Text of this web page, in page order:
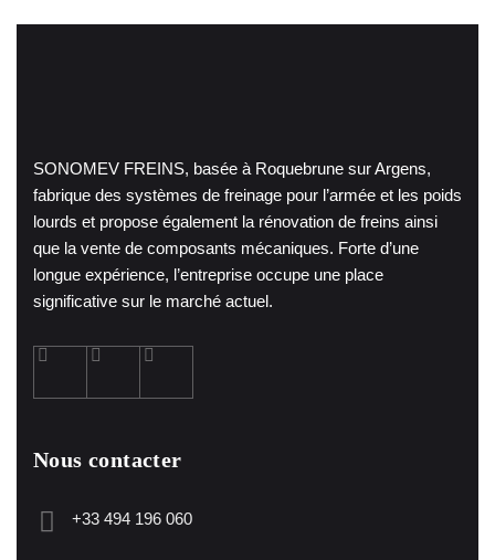
SONOMEV FREINS, basée à Roquebrune sur Argens,
fabrique des systèmes de freinage pour l’armée et les poids
lourds et propose également la rénovation de freins ainsi
que la vente de composants mécaniques. Forte d’une
longue expérience, l’entreprise occupe une place
significative sur le marché actuel.
Nous contacter
+33 494 196 060